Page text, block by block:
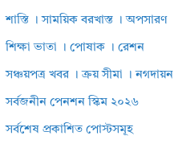
শাস্তি । সাময়িক বরখাস্ত । অপসারণ
শিক্ষা ভাতা । পোষাক । রেশন
সঞ্চয়পত্র খবর । ক্রয় সীমা । নগদায়ন
সর্বজনীন পেনশন স্কিম ২০২৬
সর্বশেষ প্রকাশিত পোস্টসমূহ